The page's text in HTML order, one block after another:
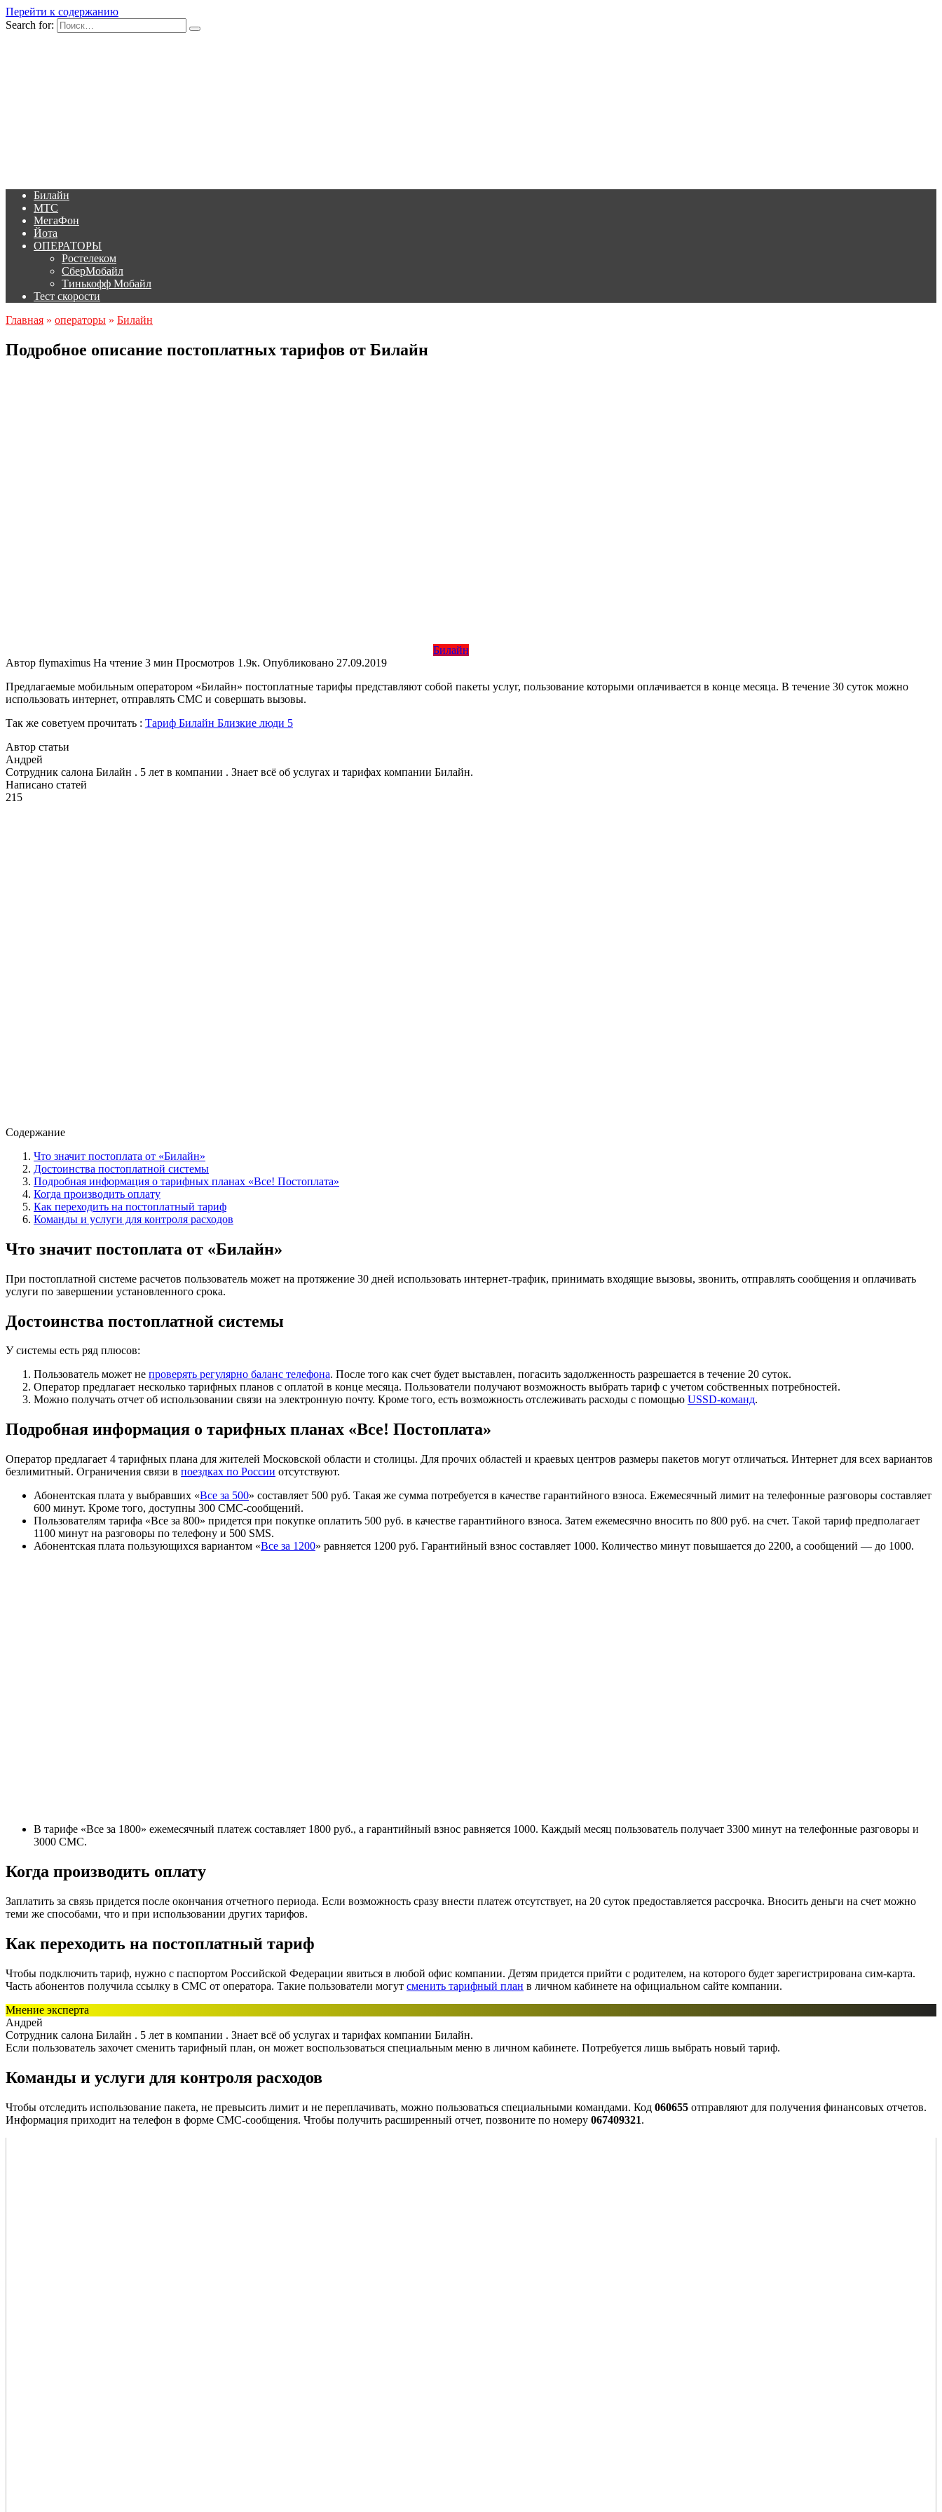
Перейти к содержанию
Search for:
Билайн
МТС
МегаФон
Йота
ОПЕРАТОРЫ
Ростелеком
СберМобайл
Тинькофф Мобайл
Тест скорости
Главная » операторы » Билайн
Подробное описание постоплатных тарифов от Билайн
Билайн
Автор flymaximus На чтение 3 мин Просмотров 1.9к. Опубликовано 27.09.2019
Предлагаемые мобильным оператором «Билайн» постоплатные тарифы представляют собой пакеты услуг, пользование которыми оплачивается в конце месяца. В течение 30 суток можно
использовать интернет, отправлять СМС и совершать вызовы.
Так же советуем прочитать : Тариф Билайн Близкие люди 5
Автор статьи
Андрей
Сотрудник салона Билайн . 5 лет в компании . Знает всё об услугах и тарифах компании Билайн.
Написано статей
215
Содержание
Что значит постоплата от «Билайн»
Достоинства постоплатной системы
Подробная информация о тарифных планах «Все! Постоплата»
Когда производить оплату
Как переходить на постоплатный тариф
Команды и услуги для контроля расходов
Что значит постоплата от «Билайн»
При постоплатной системе расчетов пользователь может на протяжение 30 дней использовать интернет-трафик, принимать входящие вызовы, звонить, отправлять сообщения и оплачивать
услуги по завершении установленного срока.
Достоинства постоплатной системы
У системы есть ряд плюсов:
Пользователь может не проверять регулярно баланс телефона. После того как счет будет выставлен, погасить задолженность разрешается в течение 20 суток.
Оператор предлагает несколько тарифных планов с оплатой в конце месяца. Пользователи получают возможность выбрать тариф с учетом собственных потребностей.
Можно получать отчет об использовании связи на электронную почту. Кроме того, есть возможность отслеживать расходы с помощью USSD-команд.
Подробная информация о тарифных планах «Все! Постоплата»
Оператор предлагает 4 тарифных плана для жителей Московской области и столицы. Для прочих областей и краевых центров размеры пакетов могут отличаться. Интернет для всех вариантов
безлимитный. Ограничения связи в поездках по России отсутствуют.
Абонентская плата у выбравших «Все за 500» составляет 500 руб. Такая же сумма потребуется в качестве гарантийного взноса. Ежемесячный лимит на телефонные разговоры составляет
600 минут. Кроме того, доступны 300 СМС-сообщений.
Пользователям тарифа «Все за 800» придется при покупке оплатить 500 руб. в качестве гарантийного взноса. Затем ежемесячно вносить по 800 руб. на счет. Такой тариф предполагает
1100 минут на разговоры по телефону и 500 SMS.
Абонентская плата пользующихся вариантом «Все за 1200» равняется 1200 руб. Гарантийный взнос составляет 1000. Количество минут повышается до 2200, а сообщений — до 1000.
В тарифе «Все за 1800» ежемесячный платеж составляет 1800 руб., а гарантийный взнос равняется 1000. Каждый месяц пользователь получает 3300 минут на телефонные разговоры и
3000 СМС.
Когда производить оплату
Заплатить за связь придется после окончания отчетного периода. Если возможность сразу внести платеж отсутствует, на 20 суток предоставляется рассрочка. Вносить деньги на счет можно
теми же способами, что и при использовании других тарифов.
Как переходить на постоплатный тариф
Чтобы подключить тариф, нужно с паспортом Российской Федерации явиться в любой офис компании. Детям придется прийти с родителем, на которого будет зарегистрирована сим-карта.
Часть абонентов получила ссылку в СМС от оператора. Такие пользователи могут сменить тарифный план в личном кабинете на официальном сайте компании.
Мнение эксперта
Андрей
Сотрудник салона Билайн . 5 лет в компании . Знает всё об услугах и тарифах компании Билайн.
Если пользователь захочет сменить тарифный план, он может воспользоваться специальным меню в личном кабинете. Потребуется лишь выбрать новый тариф.
Команды и услуги для контроля расходов
Чтобы отследить использование пакета, не превысить лимит и не переплачивать, можно пользоваться специальными командами. Код 060655 отправляют для получения финансовых отчетов.
Информация приходит на телефон в форме СМС-сообщения. Чтобы получить расширенный отчет, позвоните по номеру 067409321.